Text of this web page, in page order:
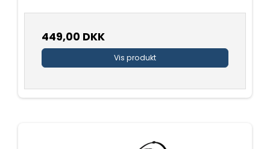
449,00 DKK
Vis produkt